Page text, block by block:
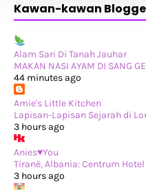
►September 2024(34)
►August 2024(29)
►May 2024(29)
►April 2024(17)
►March 2024
► January 2024
▼2023(365)
►December 2023
November 2023
►October 2023
► September 2023
(40)
►August 2023(33)
►July 2023
Kawan-kawan
Alam Sari Di Tanah Jauhar
MAKAN NASI AYAM DI SANG
44 minutes ago
Amie's Little Kitchen
Lapisan-Lapisan Sejarah di
3 hours ago
Anies♥You
Tiranë, Albania: Centrum Hotel
3 hours ago